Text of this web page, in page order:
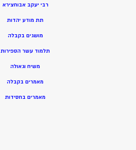
רבי יעקב אבוחצירא
תת מודע יהדות
מושגים בקבלה
תלמוד עשר הספירות
משיח וגאולה
מאמרים בקבלה
מאמרים בחסידות